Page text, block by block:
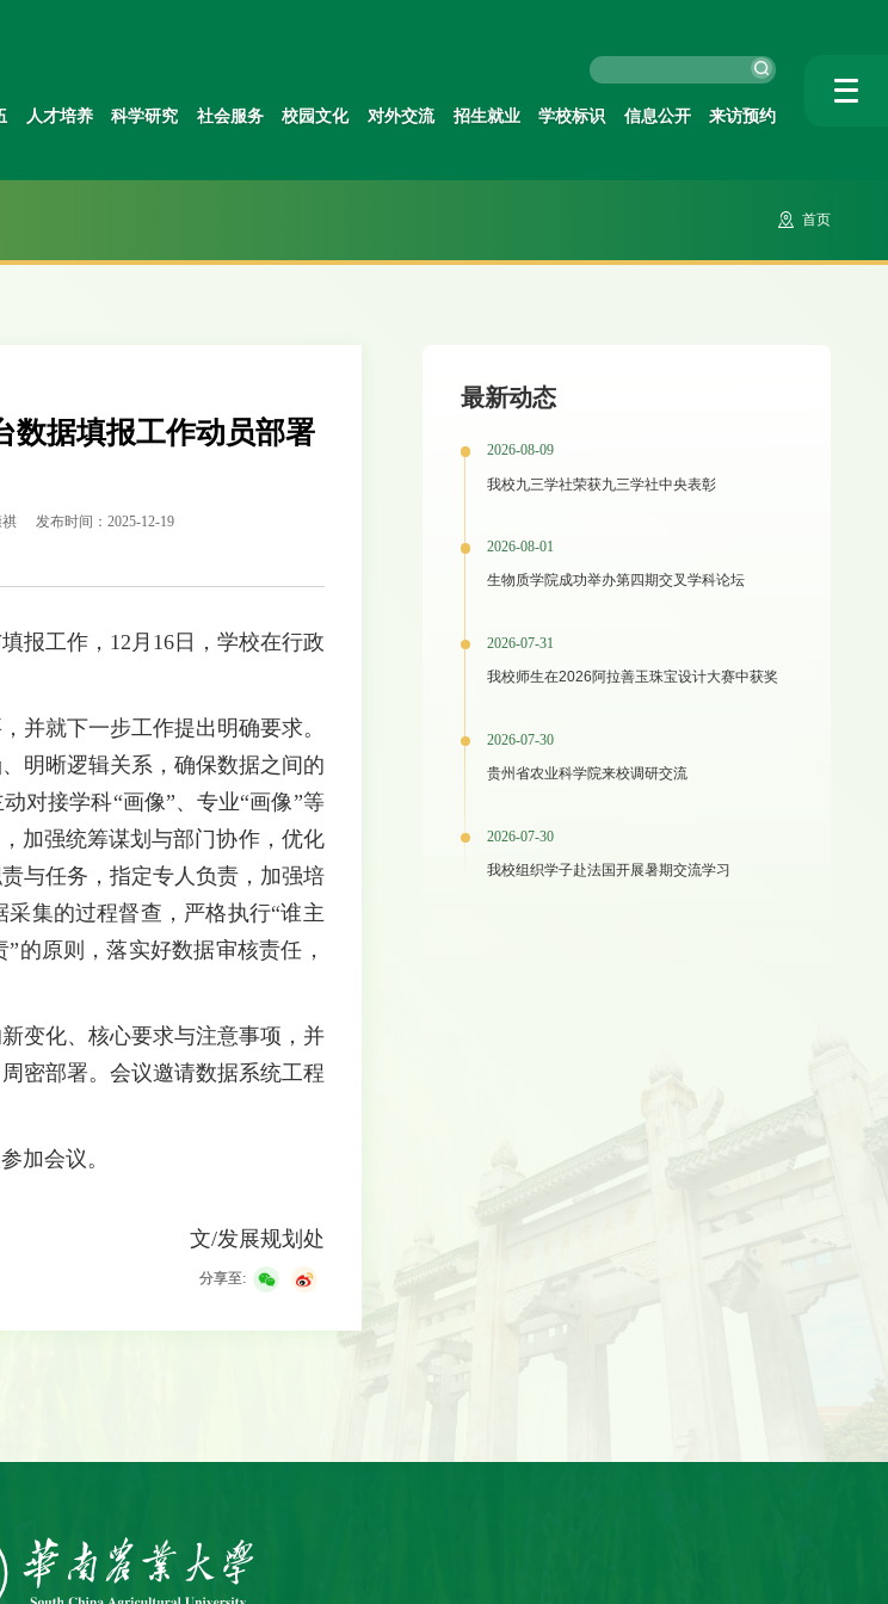
人才培养 科学研究 社会服务 校园文化 对外交流 招生就业 学校标识 信息公开 来访预约
首页
数据填报工作动员部署
发布时间：2025-12-19
报工作，12月16日，学校在行政
并就下一步工作提出明确要求。
明晰逻辑关系，确保数据之间的
对接学科“画像”、专业“画像”等
加强统筹谋划与部门协作，优化
与任务，指定专人负责，加强培
集的过程督查，严格执行“谁主
的原则，落实好数据审核责任，
变化、核心要求与注意事项，并
密部署。会议邀请数据系统工程
加会议。
文/发展规划处
分享至:
最新动态
2026-08-09
我校九三学社荣获九三学社中央表彰
2026-08-01
生物质学院成功举办第四期交叉学科论坛
2026-07-31
我校师生在2026阿拉善玉珠宝设计大赛中获奖
2026-07-30
贵州省农业科学院来校调研交流
2026-07-30
我校组织学子赴法国开展暑期交流学习